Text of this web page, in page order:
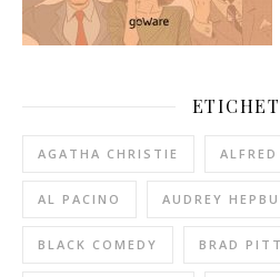
AGATHA CHRISTIE
AL PACINO AUDREY
BLACK COMEDY BRAD PITT